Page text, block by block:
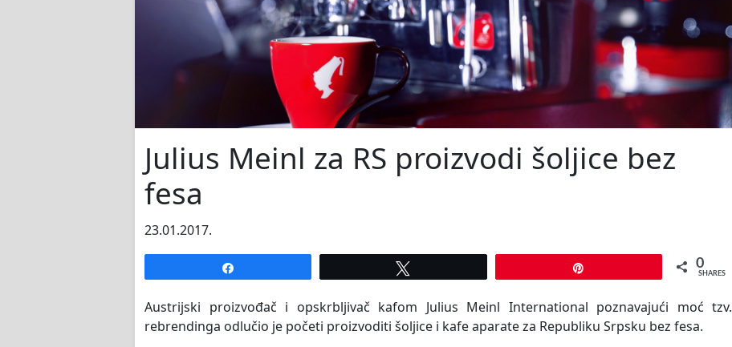
Julius Meinl za RS proizvodi šoljice bez
fesa
23.01.2017.
0
SHARES
Austrijski proizvođač i opskrbljivač kafom Julius Meinl International poznavajući moć tzv.
rebrendinga odlučio je početi proizvoditi šoljice i kafe aparate za Republiku Srpsku bez fesa.